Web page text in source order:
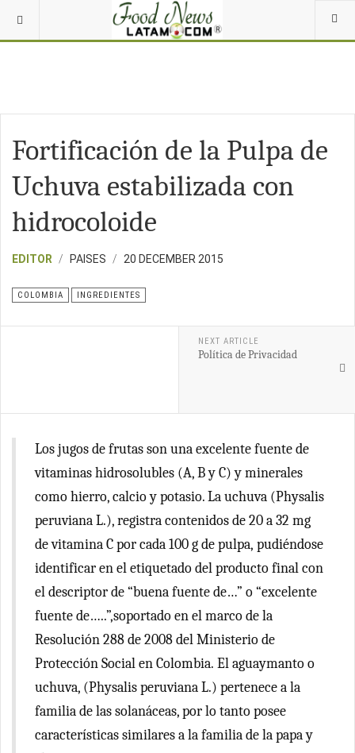
Fortificación de la Pulpa de
Uchuva estabilizada con
hidrocoloide
EDITOR PAISES 20 DECEMBER 2015
COLOMBIA INGREDIENTES
NEXT ARTICLE
Política de Privacidad
Los jugos de frutas son una excelente fuente de
vitaminas hidrosolubles (A, B y C) y minerales
como hierro, calcio y potasio. La uchuva (Physalis
peruviana L.), registra contenidos de 20 a 32 mg
de vitamina C por cada 100 g de pulpa, pudiéndose
identificar en el etiquetado del producto final con
el descriptor de “buena fuente de…” o “excelente
fuente de…..”,soportado en el marco de la
Resolución 288 de 2008 del Ministerio de
Protección Social en Colombia. El aguaymanto o
uchuva, (Physalis peruviana L.) pertenece a la
familia de las solanáceas, por lo tanto posee
características similares a la familia de la papa y